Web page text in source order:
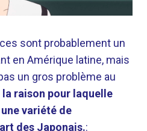
sont probablement un
en Amérique latine, mais
un gros problème au
la raison pour laquelle
une variété de
des Japonais.: